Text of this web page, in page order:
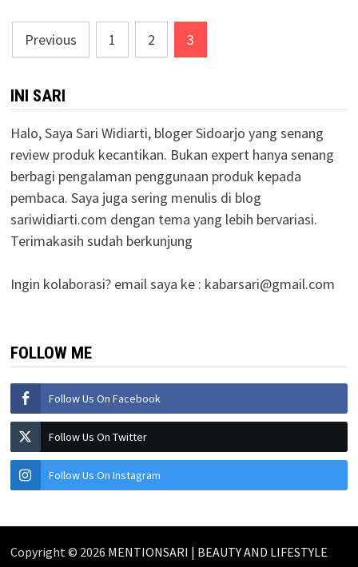
Posts
pagination
Previous 1 2 3
INI SARI
Halo, Saya Sari Widiarti, bloger Sidoarjo yang senang
review produk kecantikan. Bukan expert hanya senang
berbagi pengalaman penggunaan produk kepada
pembaca. Saya juga sering menulis di blog
sariwidiarti.com dengan tema yang lebih bervariasi.
Terimakasih sudah berkunjung
Ingin kolaborasi? email saya ke : kabarsari@gmail.com
FOLLOW ME
Follow Us On Facebook
Follow Us On Twitter
Follow Us On Instagram
Copyright © 2026 MENTIONSARI | BEAUTY AND LIFESTYLE